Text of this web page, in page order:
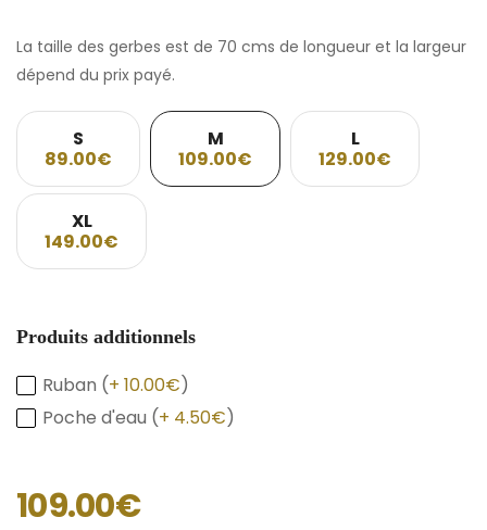
La taille des gerbes est de 70 cms de longueur et la largeur
dépend du prix payé.
S
89.00€
M
109.00€
L
129.00€
XL
149.00€
Produits additionnels
Ruban (+ 10.00€)
Poche d'eau (+ 4.50€)
109.00€